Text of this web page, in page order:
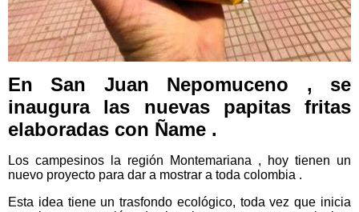
En San Juan Nepomuceno , se
inaugura las nuevas papitas fritas
elaboradas con Ñame .
Los campesinos la región Montemariana , hoy tienen un
nuevo proyecto para dar a mostrar a toda colombia .
Esta idea tiene un trasfondo ecológico, toda vez que inicia